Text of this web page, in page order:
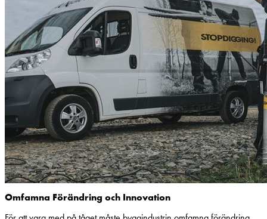
Omfamna Förändring och Innovation